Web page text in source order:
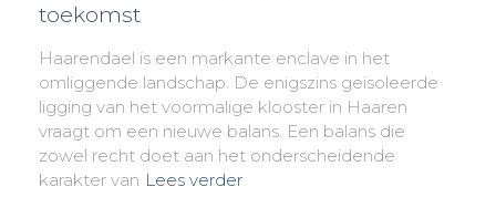
toekomst
Haarendael is een markante enclave in het
omliggende landschap. De enigszins geïsoleerde
ligging van het voormalige klooster in Haaren
vraagt om een nieuwe balans. Een balans die
zowel recht doet aan het onderscheidende
karakter van Lees verder